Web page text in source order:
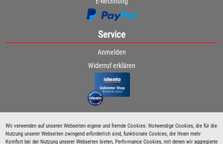
Wir verwenden auf unseren Webseiten eigene und fremde Cookies: Notwendige Cookies, die für die
Nutzung unserer Webseiten zwingend erforderlich sind, funktionale Cookies, die Ihnen mehr
Komfort bei der Nutzung unserer Webseiten bieten, Performance Cookies, mit denen wir aggregierte
Service
Anmelden
Widerruf erklären
Newsletter